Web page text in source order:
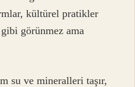
kültürel pratikler
görünmez ama
su ve mineralleri taşır,